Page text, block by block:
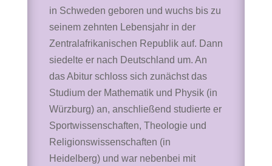
in Schweden geboren und wuchs bis zu
seinem zehnten Lebensjahr in der
Zentralafrikanischen Republik auf. Dann
siedelte er nach Deutschland um. An
das Abitur schloss sich zunächst das
Studium der Mathematik und Physik (in
Würzburg) an, anschließend studierte er
Sportwissenschaften, Theologie und
Religionswissenschaften (in
Heidelberg) und war nebenbei mit